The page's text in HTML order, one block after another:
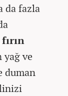
da fazla
yağ ve
duman